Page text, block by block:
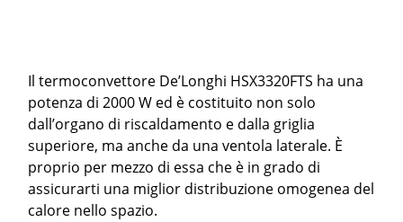
Il termoconvettore De’Longhi HSX3320FTS ha una
potenza di 2000 W ed è costituito non solo
dall’organo di riscaldamento e dalla griglia
superiore, ma anche da una ventola laterale. È
proprio per mezzo di essa che è in grado di
assicurarti una miglior distribuzione omogenea del
calore nello spazio.